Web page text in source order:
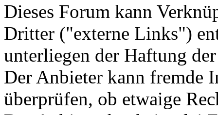
Dieses Forum kann
Dritter ("externe Links")
unterliegen der Haftung
Der Anbieter kann fremde
überprüfen, ob etwaige